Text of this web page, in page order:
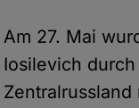
Am 27. Mai
Iosilevich